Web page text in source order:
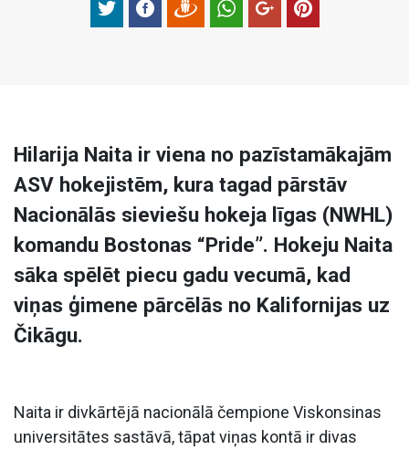
Hilarija Naita ir viena no pazīstamākajām
ASV hokejistēm, kura tagad pārstāv
Nacionālās sieviešu hokeja līgas (NWHL)
komandu Bostonas “Pride”. Hokeju Naita
sāka spēlēt piecu gadu vecumā, kad
viņas ģimene pārcēlās no Kalifornijas uz
Čikāgu.
Naita ir divkārtējā nacionālā čempione Viskonsinas
universitātes sastāvā, tāpat viņas kontā ir divas